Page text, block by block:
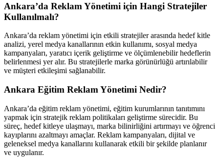
Ankara’da Reklam Yönetimi için Hangi Stratejiler
Kullanılmalı?
Ankara’da reklam yönetimi için etkili stratejiler arasında hedef kitle
analizi, yerel medya kanallarının etkin kullanımı, sosyal medya
kampanyaları, yaratıcı içerik geliştirme ve ölçümlenebilir hedeflerin
belirlenmesi yer alır. Bu stratejilerle marka görünürlüğü artırılabilir
ve müşteri etkileşimi sağlanabilir.
Ankara Eğitim Reklam Yönetimi Nedir?
Ankara’da eğitim reklam yönetimi, eğitim kurumlarının tanıtımını
yapmak için stratejik reklam politikaları geliştirme sürecidir. Bu
süreç, hedef kitleye ulaşmayı, marka bilinirliğini artırmayı ve öğrenci
kayıplarını azaltmayı amaçlar. Reklam kampanyaları, dijital ve
geleneksel medya kanallarını kullanarak etkili bir şekilde planlanır
ve uygulanır.